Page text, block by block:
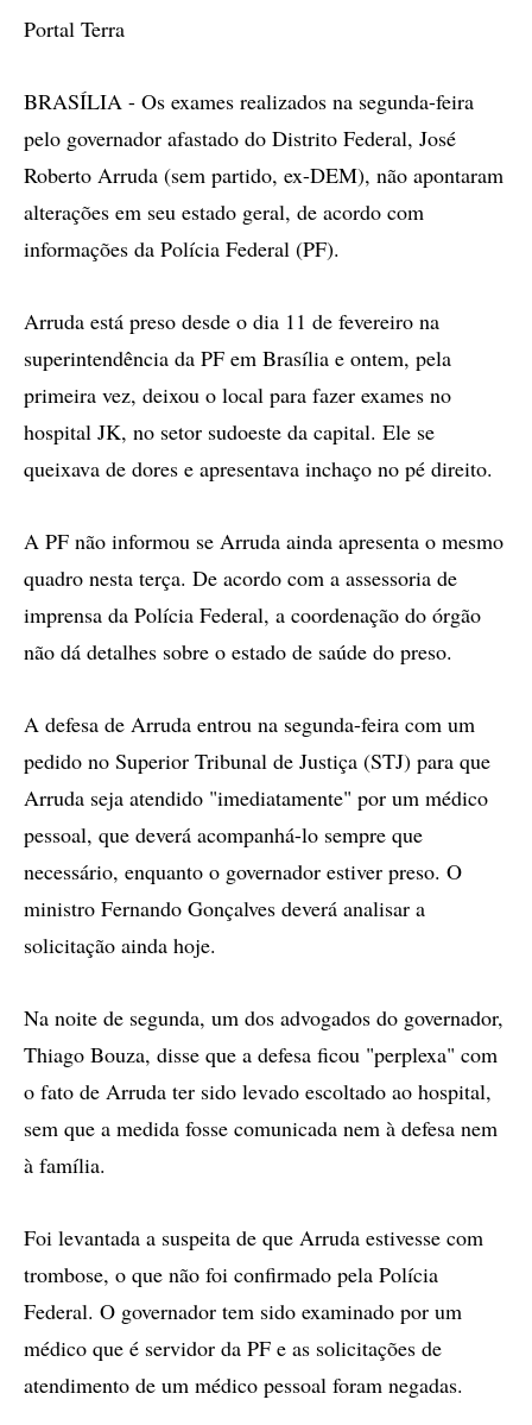
Portal Terra
BRASÍLIA - Os exames realizados na segunda-feira
pelo governador afastado do Distrito Federal, José
Roberto Arruda (sem partido, ex-DEM), não apontaram
alterações em seu estado geral, de acordo com
informações da Polícia Federal (PF).
Arruda está preso desde o dia 11 de fevereiro na
superintendência da PF em Brasília e ontem, pela
primeira vez, deixou o local para fazer exames no
hospital JK, no setor sudoeste da capital. Ele se
queixava de dores e apresentava inchaço no pé direito.
A PF não informou se Arruda ainda apresenta o mesmo
quadro nesta terça. De acordo com a assessoria de
imprensa da Polícia Federal, a coordenação do órgão
não dá detalhes sobre o estado de saúde do preso.
A defesa de Arruda entrou na segunda-feira com um
pedido no Superior Tribunal de Justiça (STJ) para que
Arruda seja atendido "imediatamente" por um médico
pessoal, que deverá acompanhá-lo sempre que
necessário, enquanto o governador estiver preso. O
ministro Fernando Gonçalves deverá analisar a
solicitação ainda hoje.
Na noite de segunda, um dos advogados do governador,
Thiago Bouza, disse que a defesa ficou "perplexa" com
o fato de Arruda ter sido levado escoltado ao hospital,
sem que a medida fosse comunicada nem à defesa nem
à família.
Foi levantada a suspeita de que Arruda estivesse com
trombose, o que não foi confirmado pela Polícia
Federal. O governador tem sido examinado por um
médico que é servidor da PF e as solicitações de
atendimento de um médico pessoal foram negadas.